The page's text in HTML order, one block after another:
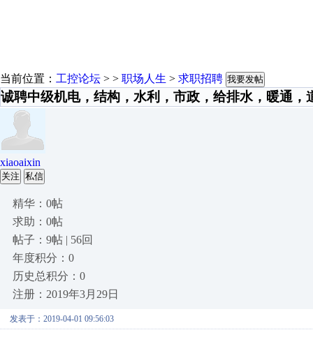
当前位置： 工控论坛 > > 职场人生 > 求职招聘 我要发帖
诚聘中级机电，结构，水利，市政，给排水，暖通，
xiaoaixin
关注 私信
精华：0帖
求助：0帖
帖子：9帖 | 56回
年度积分：0
历史总积分：0
注册：2019年3月29日
发表于：2019-04-01 09:56:03